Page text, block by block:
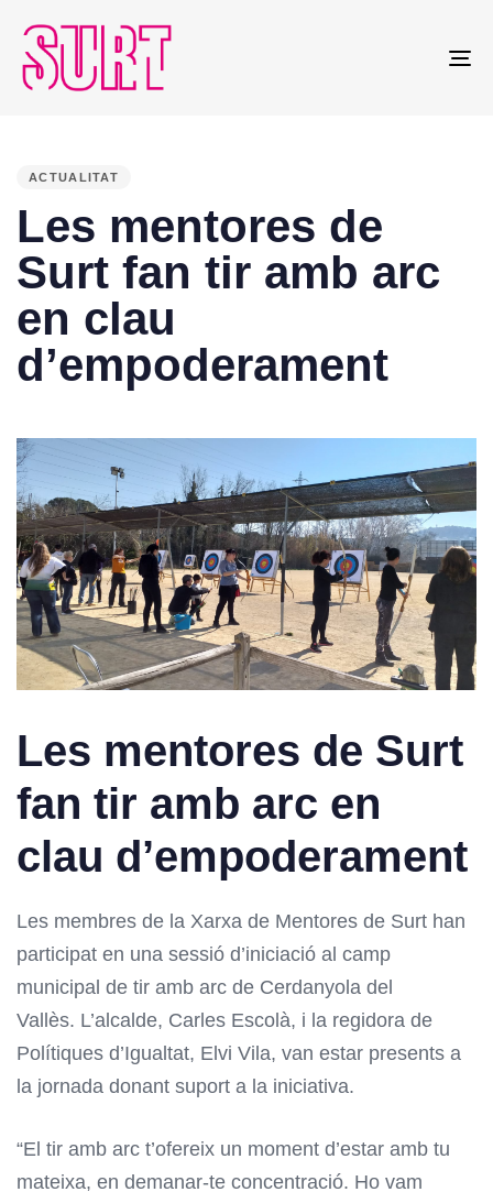
ACTUALITAT
Les mentores de
Surt fan tir amb arc
en clau
d’empoderament
Les mentores de Surt
fan tir amb arc en
clau d’empoderament
Les membres de la Xarxa de Mentores de Surt han
participat en una sessió d’iniciació al camp
municipal de tir amb arc de Cerdanyola del
Vallès. L’alcalde, Carles Escolà, i la regidora de
Polítiques d’Igualtat, Elvi Vila, van estar presents a
la jornada donant suport a la iniciativa.
“El tir amb arc t’ofereix un moment d’estar amb tu
mateixa, en demanar-te concentració. Ho vam